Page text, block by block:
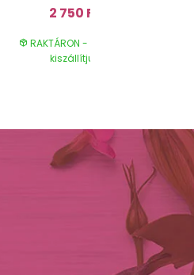
2 750 Ft
RAKTÁRON - azonnal
kiszállítjuk